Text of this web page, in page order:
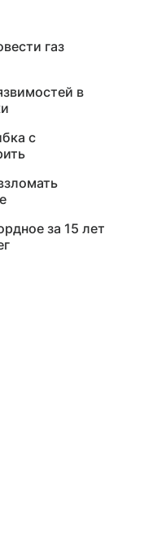
газ
в
с
за 15 лет